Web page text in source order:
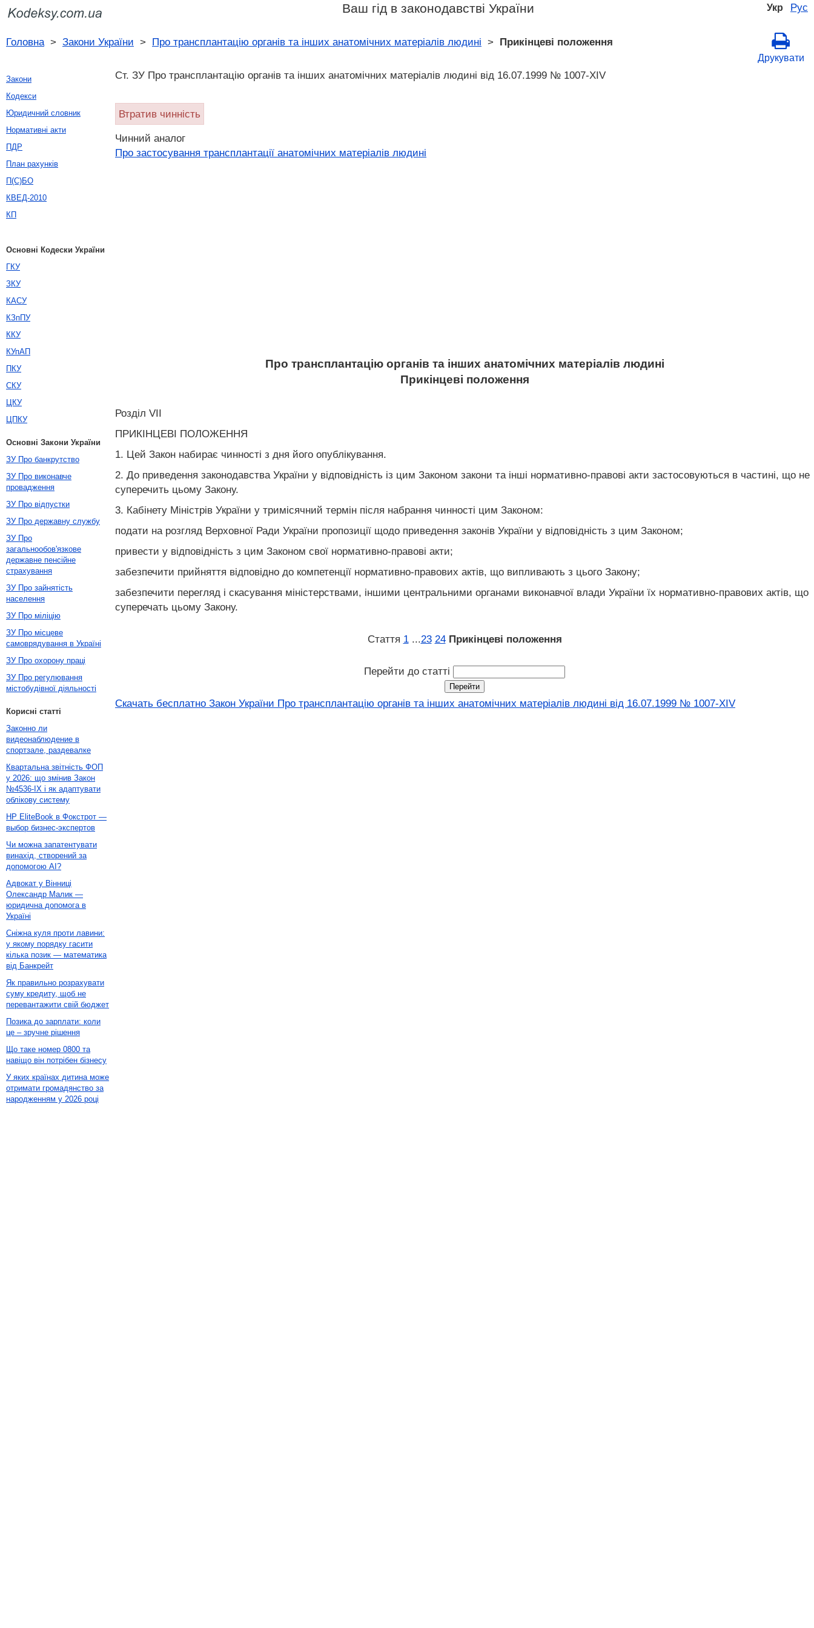
Укр Рус
Ваш гід в законодавстві України
Головна> Закони України > Про трансплантацію органів та інших анатомічних матеріалів людині > Прикінцеві положення
Друкувати
Ст. ЗУ Про трансплантацію органів та інших анатомічних матеріалів людині від 16.07.1999 № 1007-XIV
Втратив чинність
Чинний аналог
Про застосування трансплантації анатомічних матеріалів людині
Про трансплантацію органів та інших анатомічних матеріалів людині
Прикінцеві положення
Розділ VII
ПРИКІНЦЕВІ ПОЛОЖЕННЯ
1. Цей Закон набирає чинності з дня його опублікування.
2. До приведення законодавства України у відповідність із цим Законом закони та інші нормативно-правові акти застосовуються в частині, що не
суперечить цьому Закону.
3. Кабінету Міністрів України у тримісячний термін після набрання чинності цим Законом:
подати на розгляд Верховної Ради України пропозиції щодо приведення законів України у відповідність з цим Законом;
привести у відповідність з цим Законом свої нормативно-правові акти;
забезпечити прийняття відповідно до компетенції нормативно-правових актів, що випливають з цього Закону;
забезпечити перегляд і скасування міністерствами, іншими центральними органами виконавчої влади України їх нормативно-правових актів, що
суперечать цьому Закону.
Стаття 1 ...23 24 Прикінцеві положення
Перейти до статті
Скачать бесплатно Закон України Про трансплантацію органів та інших анатомічних матеріалів людині від 16.07.1999 № 1007-XIV
Закони
Кодекси
Юридичний словник
Нормативні акти
ПДР
План рахунків
П(С)БО
КВЕД-2010
КП
Основні Кодески України
ГКУ
ЗКУ
КАСУ
КЗпПУ
ККУ
КУпАП
ПКУ
СКУ
ЦКУ
ЦПКУ
Основні Закони України
ЗУ Про банкрутство
ЗУ Про виконавче
провадження
ЗУ Про відпустки
ЗУ Про державну службу
ЗУ Про
загальнообов'язкове
державне пенсійне
страхування
ЗУ Про зайнятість
населення
ЗУ Про міліцію
ЗУ Про місцеве
самоврядування в Україні
ЗУ Про охорону праці
ЗУ Про регулювання
містобудівної діяльності
Корисні статті
Законно ли
видеонаблюдение в
спортзале, раздевалке
Квартальна звітність ФОП
у 2026: що змінив Закон
№4536-IX і як адаптувати
облікову систему
HP EliteBook в Фокстрот —
выбор бизнес-экспертов
Чи можна запатентувати
винахід, створений за
допомогою AI?
Адвокат у Вінниці
Олександр Малик —
юридична допомога в
Україні
Сніжна куля проти лавини:
у якому порядку гасити
кілька позик — математика
від Банкрейт
Як правильно розрахувати
суму кредиту, щоб не
перевантажити свій бюджет
Позика до зарплати: коли
це – зручне рішення
Що таке номер 0800 та
навіщо він потрібен бізнесу
У яких країнах дитина може
отримати громадянство за
народженням у 2026 році